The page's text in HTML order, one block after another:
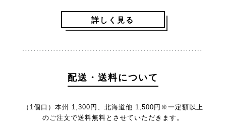
詳しく見る
配送・送料について
（1個口）本州 1,300円、北海道他 1,500円 ※一定額以上
のご注文で送料無料とさせていただきます。